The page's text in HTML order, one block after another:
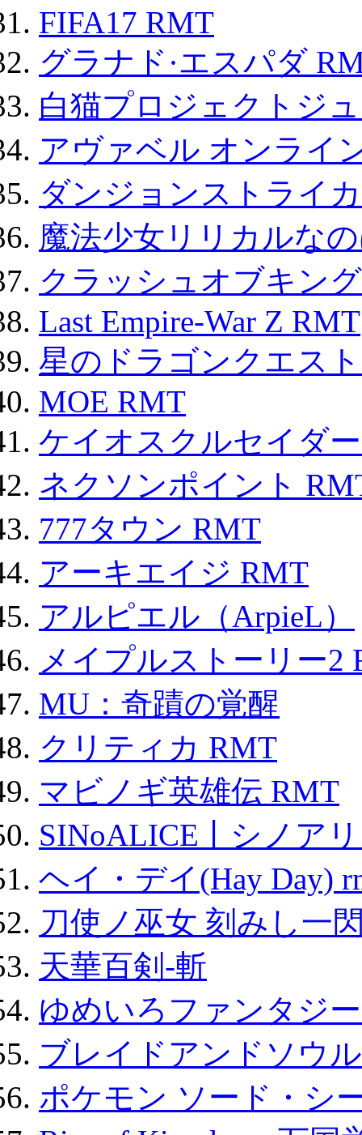
FIFA17 RMT
グラナド·エスパダ
白猫プロジェクトジ
アヴァベル オンライ
ダンジョンストライ
魔法少女リリカルな
クラッシュオブキン
Last Empire-War Z RMT
星のドラゴンクエス
MOE RMT
ケイオスクルセイダ
ネクソンポイント
777タウン RMT
アーキエイジ RMT
アルピエル（ArpieL）
メイプルストーリー2
MU：奇蹟の覚醒
クリティカ RMT
マビノギ英雄伝 RMT
SINoALICE丨シノア
ヘイ・デイ(Hay Day)
刀使ノ巫女 刻みし一
天華百剣-斬
ゆめいろファンタジ
ブレイドアンドソウ
ポケモン ソード・シ